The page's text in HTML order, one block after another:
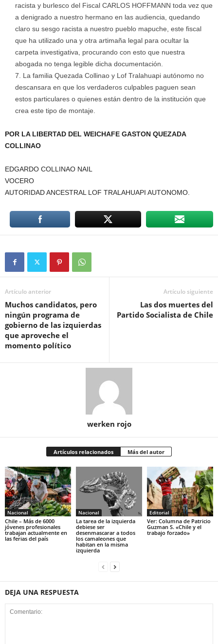
racista y burlesco del Fiscal CARLOS HOFFMANN toda vez que
a denigrado a nuestro hermano en las audiencia, quedando
claro su sesgo racista a nuestro pueblo mapuche, este fiscal
que ha utilizado una y otra artimaña legal para ocultar la
carpeta investigativa, procurando con esto que nuestra
abogada no tenga legible dicha documentación.
La familia Quezada Collinao y Lof Tralahuapi autónomo no
descansara en que los verdaderos culpables paguen sean
estos particulares o quienes están dentro de la institución que
crea este tipo de montaje.
POR LA LIBERTAD DEL WEICHAFE GASTON QUEZADA
COLLINAO
EDGARDO COLLINAO NAIL
VOCERO
AUTORIDAD ANCESTRAL LOF TRALAHUAPI AUTONOMO.
Artículo anterior
Muchos candidatos, pero
ningún programa de
gobierno de las izquierdas
que aproveche el
momento político
Artículo siguiente
Las dos muertes del
Partido Socialista de Chile
werken rojo
Artículos relacionados Más del autor
Nacional
Chile – Más de 6000
jóvenes profesionales
trabajan actualmente en
las ferias del país
Nacional
La tarea de la izquierda
debiese ser
desenmascarar a todos
los camaleones que
habitan en la misma
izquierda
Editorial
Ver: Columna de Patricio
Guzman S. «Chile y el
trabajo forzado»
DEJA UNA RESPUESTA